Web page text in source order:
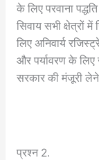
के लिए परवाना
सिवाय सभी क्षेत्रों
लिए अनिवार्य
और पर्यावरण के लिए
सरकार की मंजूरी लेने
प्रश्न 2.